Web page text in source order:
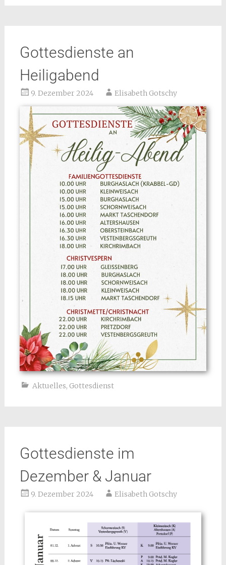
Gottesdienste an
Heiligabend
9. Dezember 2024 Elisabeth Gotschy
Aktuelles, Gottesdienst
Gottesdienste im
Dezember & Januar
9. Dezember 2024 Elisabeth Gotschy